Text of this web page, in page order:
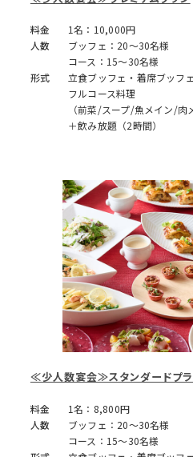
料金
1名：10,000円
人数
ブッフェ：20～30名様
コース：15～30名様
形式
立食ブッフェ・着席ブッフェ
フルコース料理
（前菜/スープ/魚メイン/肉
＋飲み放題（2時間）
≪少人数宴会≫スタンダードプ
料金
1名：8,800円
人数
ブッフェ：20～30名様
コース：15～30名様